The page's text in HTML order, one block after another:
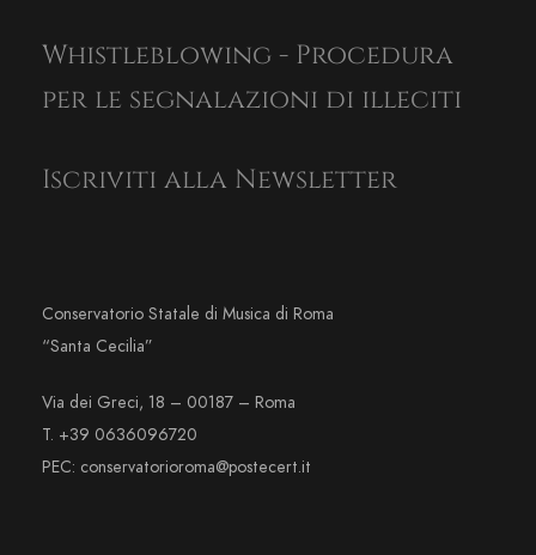
Whistleblowing - Procedura
per le segnalazioni di illeciti
Iscriviti alla Newsletter
Conservatorio Statale di Musica di Roma
“Santa Cecilia”
Via dei Greci, 18 – 00187 – Roma
T. +39 0636096720
PEC: conservatorioroma@postecert.it